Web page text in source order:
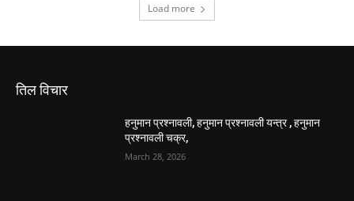
Load more
तिल विचार
हनुमान प्रश्नावली, हनुमान प्रश्नावली यन्त्र , हनुमान
प्रश्नावली चक्र,
March 28, 2026